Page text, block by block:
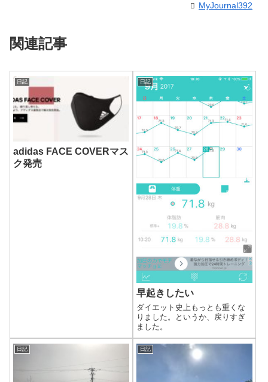
MyJournal392
関連記事
日記
adidas FACE COVERマス
ク発売
日記
早起きしたい
ダイエット史上もっとも重くな
りました。というか、戻りすぎ
ました。
日記 日記